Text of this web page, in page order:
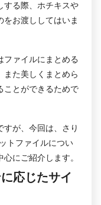
する際、ホチキスや
をお渡ししてはいま
ファイルにまとめる
また美しくまとめら
ことができるためで
が、今回は、さり
トファイルについ
にご紹介します。
応じたサイ